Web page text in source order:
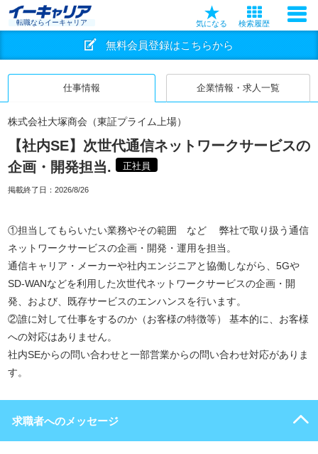
転職ならイーキャリア 気になる 検索履歴
無料会員登録はこちらから
仕事情報 企業情報・求人一覧
株式会社大塚商会（東証プライム上場）
【社内SE】次世代通信ネットワークサービスの
企画・開発担当.
正社員
掲載終了日： 2026/8/26
①担当してもらいたい業務やその範囲 など 弊社で取り扱う通信
ネットワークサービスの企画・開発・運用を担当。
通信キャリア・メーカーや社内エンジニアと協働しながら、5Gや
SD-WANなどを利用した次世代ネットワークサービスの企画・開
発、および、既存サービスのエンハンスを行います。
②誰に対して仕事をするのか（お客様の特徴等） 基本的に、お客様
への対応はありません。
社内SEからの問い合わせと一部営業からの問い合わせ対応がありま
す。
求職者へのメッセージ